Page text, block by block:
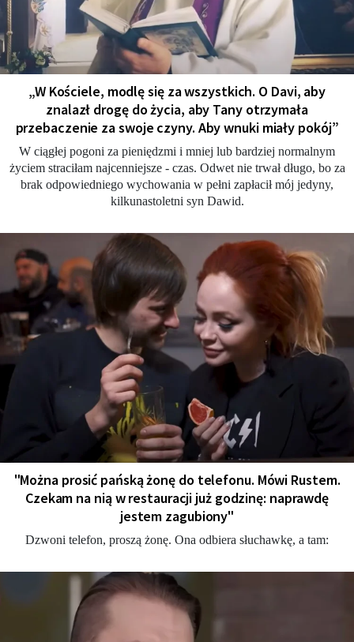
„W Kościele, modlę się za wszystkich. O Davi, aby
znalazł drogę do życia, aby Tany otrzymała
przebaczenie za swoje czyny. Aby wnuki miały pokój”
W ciągłej pogoni za pieniędzmi i mniej lub bardziej normalnym
życiem straciłam najcenniejsze - czas. Odwet nie trwał długo, bo za
brak odpowiedniego wychowania w pełni zapłacił mój jedyny,
kilkunastoletni syn Dawid.
"Można prosić pańską żonę do telefonu. Mówi Rustem.
Czekam na nią w restauracji już godzinę: naprawdę
jestem zagubiony"
Dzwoni telefon, proszą żonę. Ona odbiera słuchawkę, a tam: